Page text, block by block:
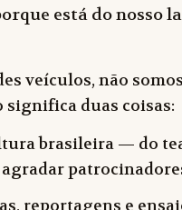
está do nosso
veículos, não
significa duas coisas:
brasileira — do
reportagens e